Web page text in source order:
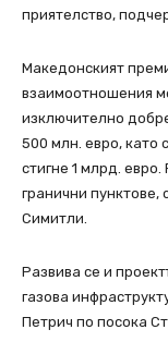
приятелство,
Македонският
взаимоотношения
изключително
500 млн. евро, като
стигне 1 млрд.
гранични пунктове,
Симитли.
Развива се и
газова
Петрич по посока